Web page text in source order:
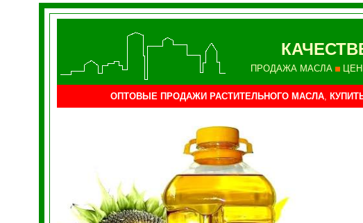
ПРОДАЖА МАСЛА
ОПТОВЫЕ ПРОДАЖИ РАСТИТЕЛЬНОГО МАСЛА,